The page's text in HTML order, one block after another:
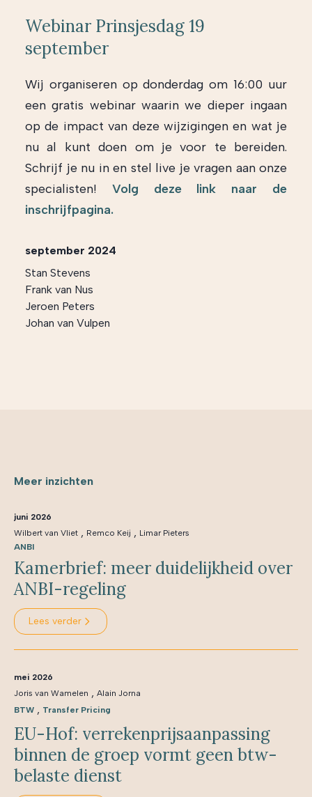
Webinar Prinsjesdag 19
september
Wij organiseren op donderdag om 16:00 uur
een gratis webinar waarin we dieper ingaan
op de impact van deze wijzigingen en wat je
nu al kunt doen om je voor te bereiden.
Schrijf je nu in en stel live je vragen aan onze
specialisten! Volg deze link naar de
inschrijfpagina.
september 2024
Stan Stevens
Frank van Nus
Jeroen Peters
Johan van Vulpen
Meer inzichten
juni 2026
Wilbert van Vliet , Remco Keij , Limar Pieters
ANBI
Kamerbrief: meer duidelijkheid over
ANBI-regeling
Lees verder
mei 2026
Joris van Wamelen , Alain Jorna
BTW , Transfer Pricing
EU-Hof: verrekenprijsaanpassing
binnen de groep vormt geen btw-
belaste dienst